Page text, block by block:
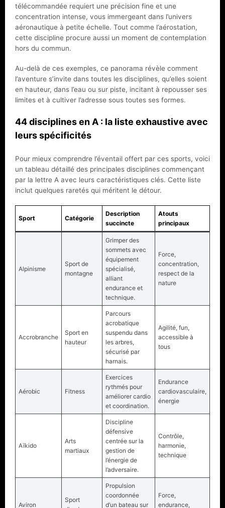
télécommandée requiert une précision fine et une
concentration intense, vous immergeant dans l’univers
aéronautique à petite échelle. Tout comme l’aérostation,
cette discipline procure aussi un moment de contemplation
hors du commun.
Au-delà de ces exemples, ce panorama révèle comment
l’aventure s’invite dans toutes les disciplines, qu’elles soient
en hauteur, dans l’eau ou sur piste, incitant à repousser ses
limites et à cultiver l’adresse sous toutes ses formes.
44 disciplines en A : la liste exhaustive avec
leurs spécificités
Pour mieux comprendre l’éventail offert par ces sports, voici
un tableau détaillé des principales disciplines commençant
par la lettre A avec leurs caractéristiques clés. Cette liste
inclut quelques raretés qui méritent le détour.
Sport Catégorie
Description
succincte
Atouts
principaux
Alpinisme
Sport de
montagne
Grimper des
sommets avec
équipement
spécialisé,
alliant
endurance et
technique.
Force,
concentration,
respect de la
nature
Accrobranche
Sport en
hauteur
Parcours
acrobatique
suspendu dans
les arbres,
sécurisé par
harnais.
Agilité, fun,
accessible à
tous
Aérobic Fitness
Exercices
rythmés pour
améliorer cardio
et coordination.
Endurance
cardiovasculaire,
énergie
Aïkido
Arts
martiaux
Discipline
défensive
centrée sur la
gestion de
l’énergie de
l’adversaire.
Contrôle,
harmonie,
technique
Aviron
Sport
Propulsion
coordonnée
d’un bateau sur
Force,
endurance,